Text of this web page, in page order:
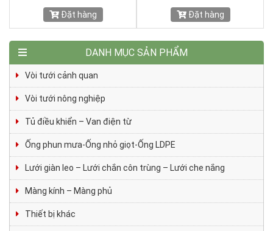
Đặt hàng Đặt hàng
DANH MỤC SẢN PHẨM
Vòi tưới cảnh quan
Vòi tưới nông nghiệp
Tủ điều khiển – Van điện từ
Ống phun mưa-Ống nhỏ giọt-Ống LDPE
Lưới giàn leo – Lưới chắn côn trùng – Lưới che nắng
Màng kính – Màng phủ
Thiết bị khác